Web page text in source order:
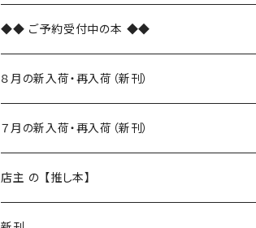
◆◆ ご予約受付中の本 ◆◆
８月の新入荷・再入荷（新刊）
新入荷
再入荷
７月の新入荷・再入荷（新刊）
新入荷
店主 の 【推し本】